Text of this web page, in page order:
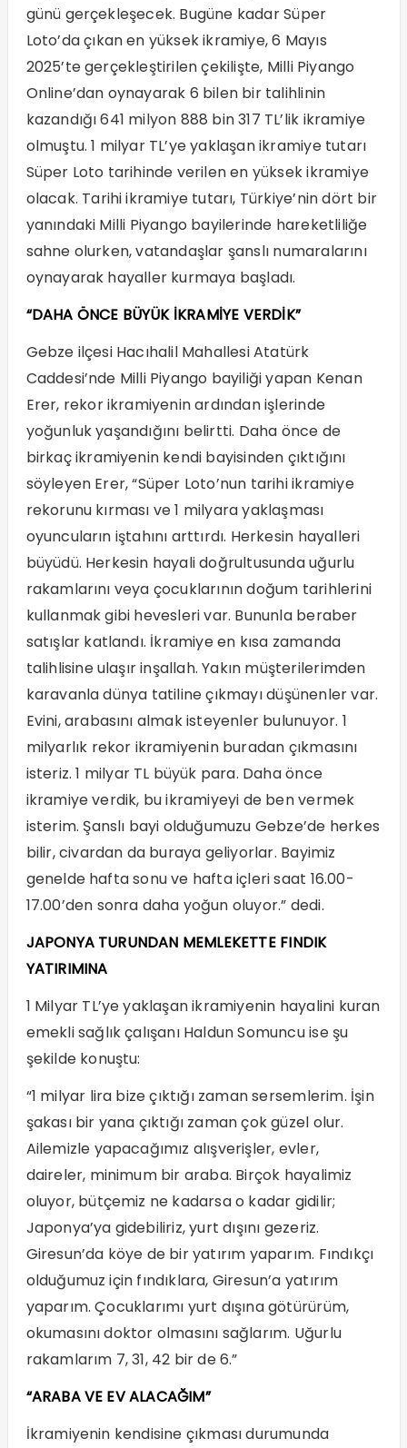
günü gerçekleşecek. Bugüne kadar Süper
Loto’da çıkan en yüksek ikramiye, 6 Mayıs
2025’te gerçekleştirilen çekilişte, Milli Piyango
Online’dan oynayarak 6 bilen bir talihlinin
kazandığı 641 milyon 888 bin 317 TL’lik ikramiye
olmuştu. 1 milyar TL’ye yaklaşan ikramiye tutarı
Süper Loto tarihinde verilen en yüksek ikramiye
olacak. Tarihi ikramiye tutarı, Türkiye’nin dört bir
yanındaki Milli Piyango bayilerinde hareketliliğe
sahne olurken, vatandaşlar şanslı numaralarını
oynayarak hayaller kurmaya başladı.
“DAHA ÖNCE BÜYÜK İKRAMİYE VERDİK”
Gebze ilçesi Hacıhalil Mahallesi Atatürk
Caddesi’nde Milli Piyango bayiliği yapan Kenan
Erer, rekor ikramiyenin ardından işlerinde
yoğunluk yaşandığını belirtti. Daha önce de
birkaç ikramiyenin kendi bayisinden çıktığını
söyleyen Erer, “Süper Loto’nun tarihi ikramiye
rekorunu kırması ve 1 milyara yaklaşması
oyuncuların iştahını arttırdı. Herkesin hayalleri
büyüdü. Herkesin hayali doğrultusunda uğurlu
rakamlarını veya çocuklarının doğum tarihlerini
kullanmak gibi hevesleri var. Bununla beraber
satışlar katlandı. İkramiye en kısa zamanda
talihlisine ulaşır inşallah. Yakın müşterilerimden
karavanla dünya tatiline çıkmayı düşünenler var.
Evini, arabasını almak isteyenler bulunuyor. 1
milyarlık rekor ikramiyenin buradan çıkmasını
isteriz. 1 milyar TL büyük para. Daha önce
ikramiye verdik, bu ikramiyeyi de ben vermek
isterim. Şanslı bayi olduğumuzu Gebze’de herkes
bilir, civardan da buraya geliyorlar. Bayimiz
genelde hafta sonu ve hafta içleri saat 16.00-
17.00’den sonra daha yoğun oluyor.” dedi.
JAPONYA TURUNDAN MEMLEKETTE FINDIK
YATIRIMINA
1 Milyar TL’ye yaklaşan ikramiyenin hayalini kuran
emekli sağlık çalışanı Haldun Somuncu ise şu
şekilde konuştu:
“1 milyar lira bize çıktığı zaman sersemlerim. İşin
şakası bir yana çıktığı zaman çok güzel olur.
Ailemizle yapacağımız alışverişler, evler,
daireler, minimum bir araba. Birçok hayalimiz
oluyor, bütçemiz ne kadarsa o kadar gidilir;
Japonya’ya gidebiliriz, yurt dışını gezeriz.
Giresun’da köye de bir yatırım yaparım. Fındıkçı
olduğumuz için fındıklara, Giresun’a yatırım
yaparım. Çocuklarımı yurt dışına götürürüm,
okumasını doktor olmasını sağlarım. Uğurlu
rakamlarım 7, 31, 42 bir de 6.”
“ARABA VE EV ALACAĞIM”
İkramiyenin kendisine çıkması durumunda